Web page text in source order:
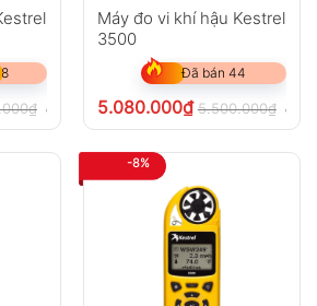
₫ chưa VAT 8%
Máy đo vi khí hậu Kestrel
3500
Đã bán 44
5.080.000₫ 5.500.000₫ chưa
-8%